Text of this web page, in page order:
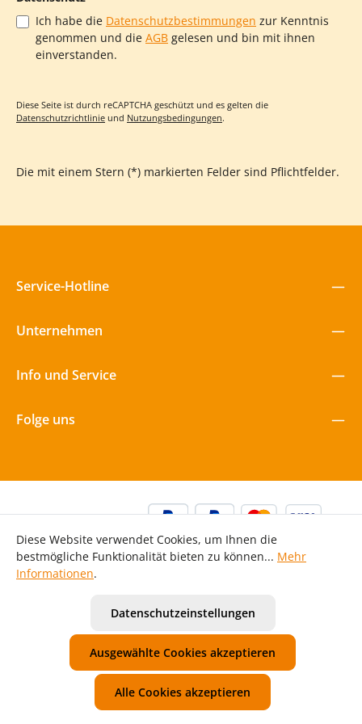
Ich habe die Datenschutzbestimmungen zur Kenntnis
genommen und die AGB gelesen und bin mit ihnen
einverstanden.
Diese Seite ist durch reCAPTCHA geschützt und es gelten die
Datenschutzrichtlinie und Nutzungsbedingungen.
Die mit einem Stern (*) markierten Felder sind Pflichtfelder.
Service-Hotline
Unternehmen
Info und Service
Folge uns
und ggf. Nachnahmegebühren, wenn nicht anders
angegeben.
© 2026 Mawi Spiele GmbH - with for Kita | Kiga | Hort
Unsere AGBWiderrufsbelehrung Datenschutzerklärung
Impressum
Diese Website verwendet Cookies, um Ihnen die
bestmögliche Funktionalität bieten zu können... Mehr
Informationen.
Datenschutzeinstellungen
Ausgewählte Cookies akzeptieren
Alle Cookies akzeptieren